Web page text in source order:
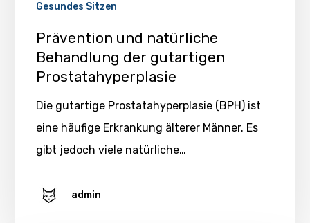
Gesundes Sitzen
Prävention und natürliche
Behandlung der gutartigen
Prostatahyperplasie
Die gutartige Prostatahyperplasie (BPH) ist
eine häufige Erkrankung älterer Männer. Es
gibt jedoch viele natürliche…
admin